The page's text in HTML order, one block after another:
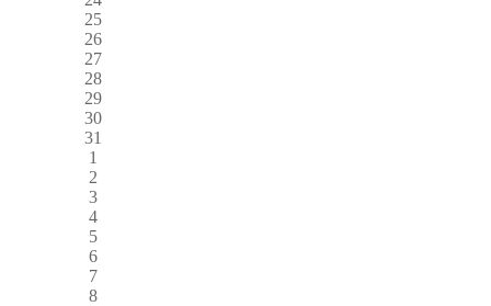
25
26
27
28
29
30
31
1
2
3
4
5
6
7
8